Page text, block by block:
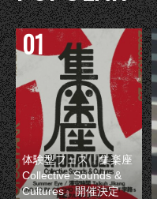
体験型フェス『集楽座
Collective Sounds &
Cultures』開催決定